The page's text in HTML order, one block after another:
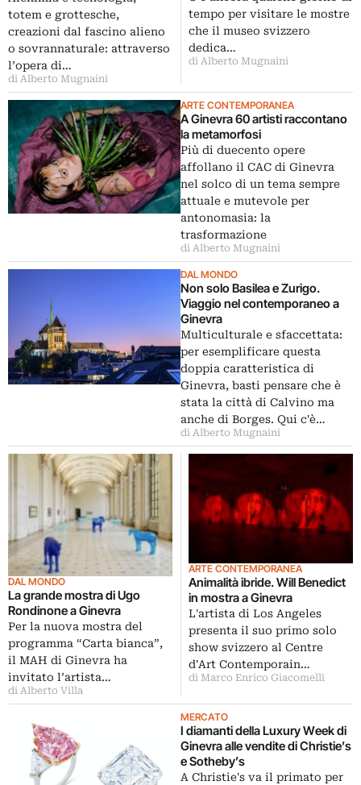
totem e grottesche,
creazioni dal fascino alieno
o sovrannaturale: attraverso
l’opera di…
di Alberto Mugnaini
tempo per visitare le mostre
che il museo svizzero
dedica…
di Alberto Mugnaini
ARTE CONTEMPORANEA
A Ginevra 60 artisti raccontano
la metamorfosi
Più di duecento opere
affollano il CAC di Ginevra
nel solco di un tema sempre
attuale e mutevole per
antonomasia: la
trasformazione
di Alberto Mugnaini
DAL MONDO
Non solo Basilea e Zurigo.
Viaggio nel contemporaneo a
Ginevra
Multiculturale e sfaccettata:
per esemplificare questa
doppia caratteristica di
Ginevra, basti pensare che è
stata la città di Calvino ma
anche di Borges. Qui c'è…
di Alberto Mugnaini
DAL MONDO
La grande mostra di Ugo
Rondinone a Ginevra
Per la nuova mostra del
programma “Carta bianca”,
il MAH di Ginevra ha
invitato l’artista…
di Alberto Villa
ARTE CONTEMPORANEA
Animalità ibride. Will Benedict
in mostra a Ginevra
L'artista di Los Angeles
presenta il suo primo solo
show svizzero al Centre
d'Art Contemporain…
di Marco Enrico Giacomelli
MERCATO
I diamanti della Luxury Week di
Ginevra alle vendite di Christie’s
e Sotheby’s
A Christie's va il primato per